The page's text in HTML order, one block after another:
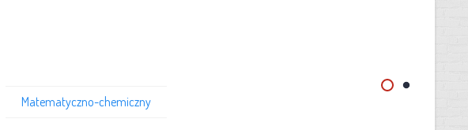
Matematyczno-chemiczny